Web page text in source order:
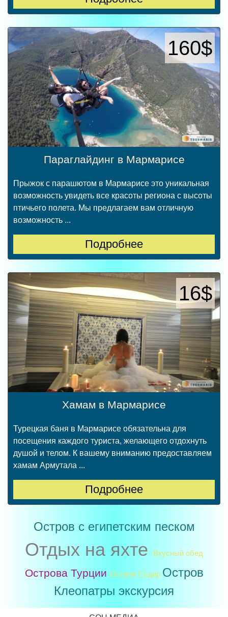
160$
Параглайдинг в Мармарисе
Прыжок с парашютом в Мармарисе это уникальная
возможность увидеть все красоты региона с высоты
птичьего полета. Мы предлагаем вам отличную
возможность ...
Подробнее
16$
Хамам в Мармарисе
Турецкая баня в Мармарисе обязательна для
посещения каждого туриста, желающего отдохнуть
душой и телом. К вашему вниманию предоставляем
хамам Армутала ...
Подробнее
Остров с египетским песком
Отдых на яхте Вкусный обед
Острова Турции Остров Седир Остров
Клеопатры экскурсия